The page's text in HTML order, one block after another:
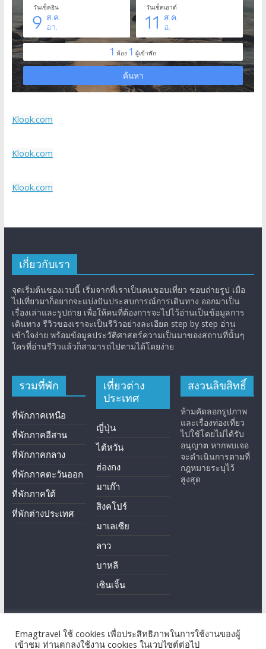
Klook.com
Klook.com
Klook.com
เกี่ยวกับเรา
จุดเริ่มต้นของเวบนี้ เริ่มจากที่เราเป็นคนชอบเที่ยว ชอบถ่ายรูป เมื่อ
ไปเที่ยวมาก็อยากจะแบ่งปันประสบการณ์การเดินทาง ออกมาเป็น
เรื่องเล่าและรูปถ่าย เพื่อให้คนที่ต้องการจะไปไว้อ่านเป็นข้อมูลการ
เดินทาง รีวิวของเราจะเป็นรีวิวอย่างละเอียด step by step อ่าน
เข้าใจง่าย พร้อมข้อมูลประวัติศาสตร์ความเป็นมาของสถานที่นั้นๆ
ใครที่อ่านรีวิวแล้วก็สามารถไปตามได้โดยง่าย
รวมที่พัก
ที่พักภาคเหนือ
ที่พักภาคอีสาน
ที่พักภาคกลาง
ที่พักภาคตะวันออก
ที่พักภาคใต้
ที่พักต่างประเทศ
เที่ยวต่าง
ประเทศ
ญี่ปุ่น
ไต้หวัน
ฮ่องกง
มาเก๊า
สิงคโปร์
มาเลเซีย
ลาว
บาหลี
เซินเจิ้น
สงวนลิขสิทธิ์
ห้ามคัดลอกรูปภาพ
และเรื่องท่องเที่ยว
ไปใช้โดยไม่ได้รับ
อนุญาต หากพบเจอ
จะดำเนินการตามที่
กฎหมายระบุไว้
สูงสุด
Copyright © 2026 EmagTravel. All rights reserved.
Emagtravel ใช้ cookies เพื่อประสิทธิภาพในการใช้งานของผู้
เข้าชม ท่านตกลงใช้งาน cookies ในเวบไซต์ต่อไป